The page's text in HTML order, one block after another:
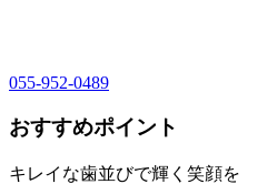
055-952-0489
おすすめポイント
キレイな歯並びで輝く笑顔を